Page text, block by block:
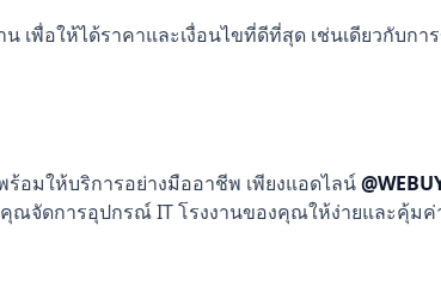
เพื่อให้ได้ราคาและเงื่อนไขที่ดีที่สุด เช่นเดียวกับกา
อมให้บริการอย่างมืออาชีพ เพียงแอดไลน์
ณจัดการอุปกรณ์ IT โรงงานของคุณให้ง่ายและคุ้ม